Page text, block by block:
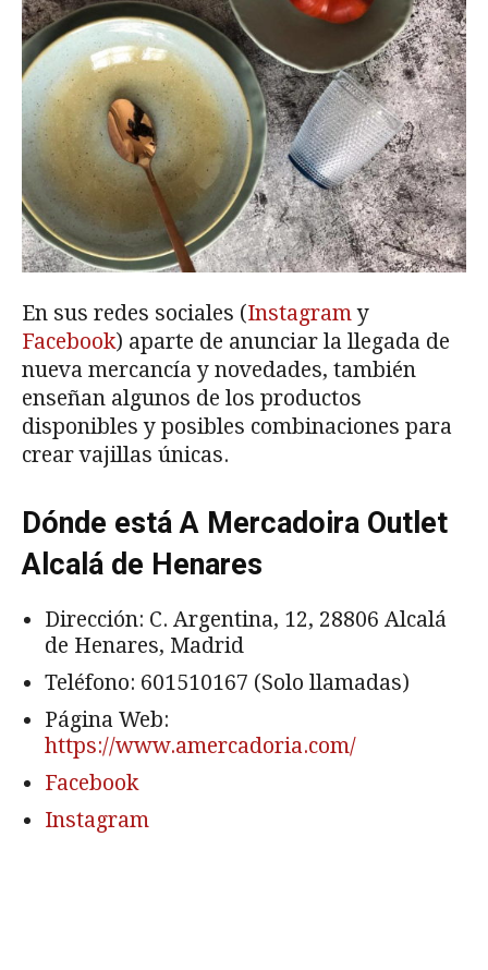
En sus redes sociales (Instagramy
Facebook) aparte de anunciar la llegada de
nueva mercancía y novedades, también
enseñan algunos de los productos
disponibles y posibles combinaciones para
crear vajillas únicas.
Dónde está A Mercadoira Outlet
Alcalá de Henares
Dirección: C. Argentina, 12, 28806 Alcalá
de Henares, Madrid
Teléfono: 601510167 (Solo llamadas)
Página Web:
https://www.amercadoria.com/
Facebook
Instagram